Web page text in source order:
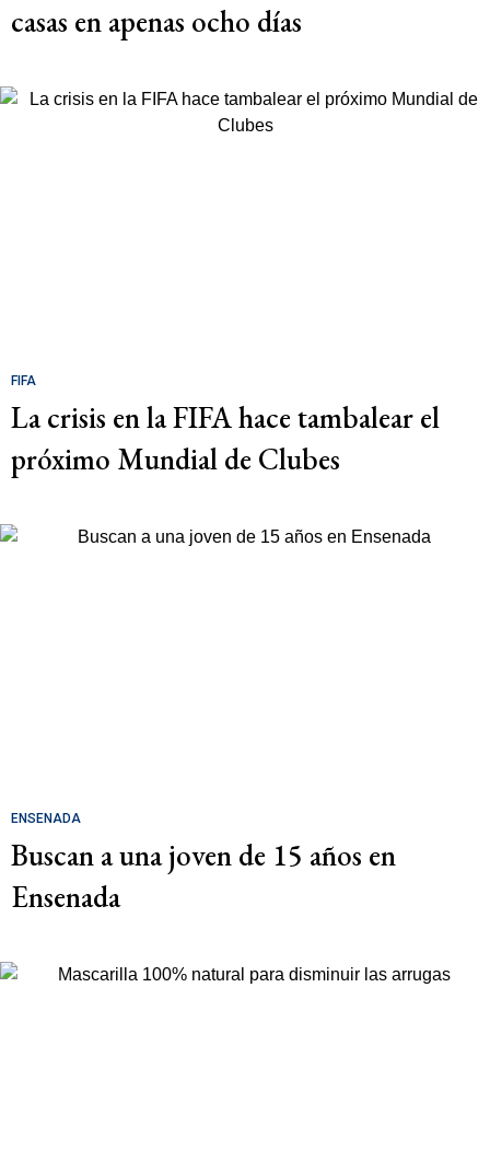
casas en apenas ocho días
FIFA
La crisis en la FIFA hace tambalear el
próximo Mundial de Clubes
ENSENADA
Buscan a una joven de 15 años en
Ensenada